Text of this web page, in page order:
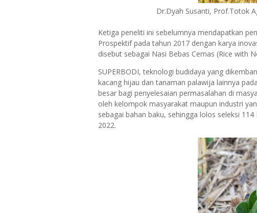
Dr.Dyah Susanti, Prof.Totok
Ketiga peneliti ini sebelumnya mendapatkan
Prospektif pada tahun 2017 dengan karya
disebut sebagai Nasi Bebas Cemas (Rice with
SUPERBODI, teknologi budidaya yang
kacang hijau dan tanaman palawija lainnya
besar bagi penyelesaian permasalahan di
oleh kelompok masyarakat maupun industri
sebagai bahan baku, sehingga lolos seleksi
2022.